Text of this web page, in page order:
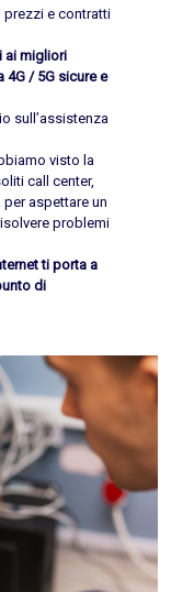
prezzi e contratti
ai migliori
4G / 5G sicure e
sull’assistenza
visto la
call center,
aspettare un
problemi
ti porta a
di